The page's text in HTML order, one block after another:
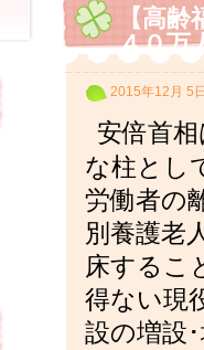
【高
４０万
2015年12月 5
安倍首
な柱とし
労働者の
別養護老
床するこ
得ない現
設の増設